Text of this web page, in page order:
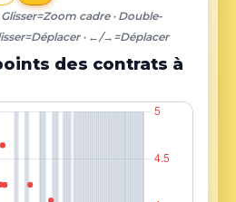
cadre · Double-
· ←/→=Déplacer
des contrats à